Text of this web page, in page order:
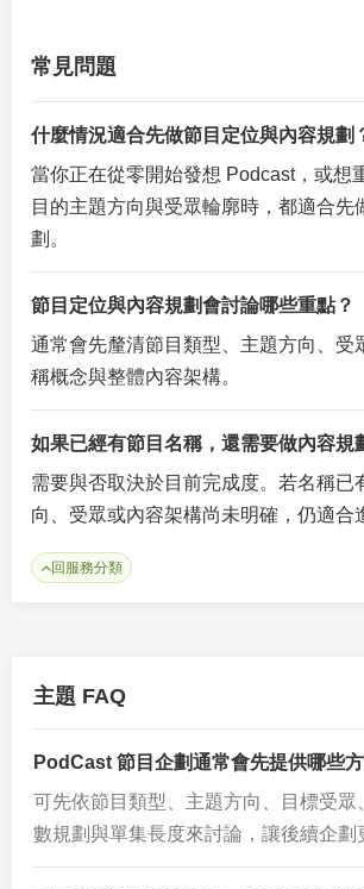
常見問題
什麼情況適合先做節目定位與內容規劃
當你正在從零開始發想 Podcast，或想
目的主題方向與受眾輪廓時，都適合先
劃。
節目定位與內容規劃會討論哪些重點？
通常會先釐清節目類型、主題方向、受
稱概念與整體內容架構。
如果已經有節目名稱，還需要做內容規
需要與否取決於目前完成度。若名稱已
向、受眾或內容架構尚未明確，仍適合
回服務分類
主題 FAQ
PodCast 節目企劃通常會先提供哪些
可先依節目類型、主題方向、目標受眾
數規劃與單集長度來討論，讓後續企劃